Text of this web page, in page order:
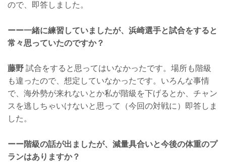
ので、即答しました。
ーー一緒に練習していましたが、浜崎選手と試合をすると
常々思っていたのですか？
藤野 試合をすると思ってはいなかったです。場所も階級
も違ったので、想定していなかったです。いろんな事情
で、海外勢が来れないとか私が階級を下げるとか、チャン
スを逃しちゃいけないと思って（今回の対戦に）即答しま
した。
ーー階級の話が出ましたが、減量具合いと今後の体重のプ
ランはありますか？